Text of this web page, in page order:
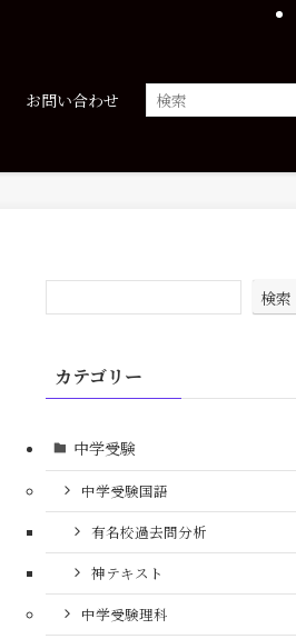
お問い合わせ
検索
カテゴリー
中学受験
中学受験国語
有名校過去問分析
神テキスト
中学受験理科